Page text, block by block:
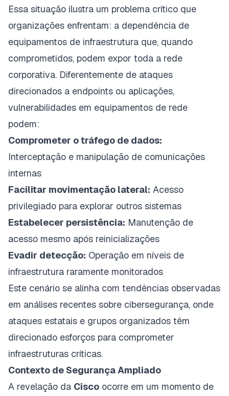
Essa situação ilustra um problema crítico que
organizações enfrentam: a dependência de
equipamentos de infraestrutura que, quando
comprometidos, podem expor toda a rede
corporativa. Diferentemente de ataques
direcionados a endpoints ou aplicações,
vulnerabilidades em equipamentos de rede
podem:
Comprometer o tráfego de dados:
Interceptação e manipulação de comunicações
internas
Facilitar movimentação lateral: Acesso
privilegiado para explorar outros sistemas
Estabelecer persistência: Manutenção de
acesso mesmo após reinicializações
Evadir detecção: Operação em níveis de
infraestrutura raramente monitorados
Este cenário se alinha com tendências observadas
em análises recentes sobre cibersegurança, onde
ataques estatais e grupos organizados têm
direcionado esforços para comprometer
infraestruturas críticas.
Contexto de Segurança Ampliado
A revelação da Cisco ocorre em um momento de